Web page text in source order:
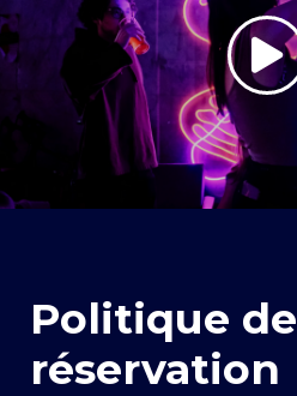
Politique de
réservation